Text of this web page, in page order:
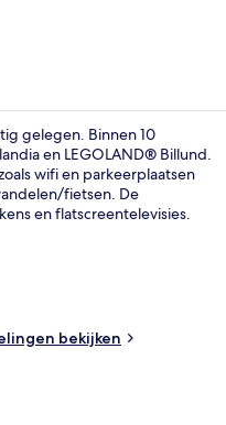
gelegen. Binnen 10
en LEGOLAND® Billund.
wifi en parkeerplaatsen
fietsen. De
en flatscreentelevisies.
bekijken